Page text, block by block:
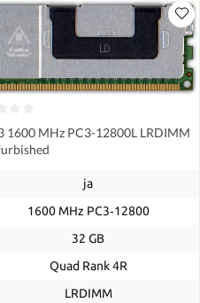
1600 MHz PC3-12800L LRDIMM
ja
1600 MHz PC3‑12800
32 GB
Quad Rank 4R
LRDIMM